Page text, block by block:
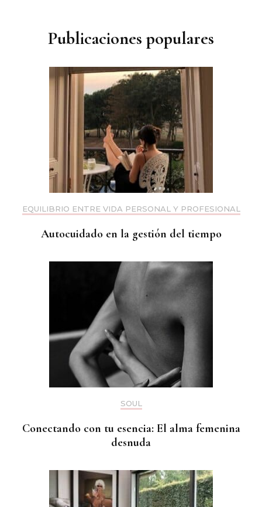
Publicaciones populares
EQUILIBRIO ENTRE VIDA PERSONAL Y PROFESIONAL
Autocuidado en la gestión del tiempo
SOUL
Conectando con tu esencia: El alma femenina
desnuda